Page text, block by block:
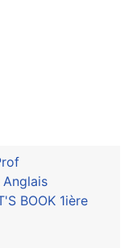
BOOK 1ière